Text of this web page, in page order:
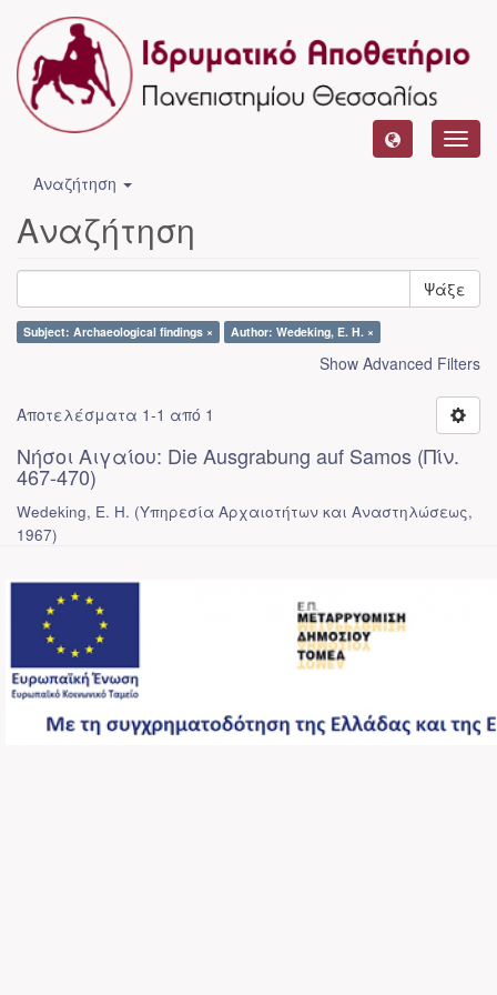
Αναζήτηση
Αναζήτηση
Ψάξε
Subject: Archaeological findings × Author: Wedeking, E. H. ×
Show Advanced Filters
Αποτελέσματα 1-1 από 1
Νήσοι Αιγαίου: Die Ausgrabung auf Samos (Πίν.
467-470)
Wedeking, E. H. (Υπηρεσία Αρχαιοτήτων και Αναστηλώσεως,
1967)